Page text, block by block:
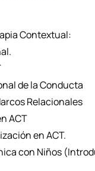
Contextual:
de la Conducta
Relacionales
ACT
en ACT.
con Niños